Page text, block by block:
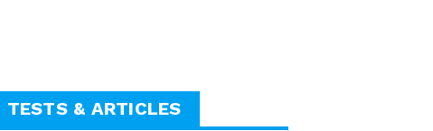
TESTS & ARTICLES